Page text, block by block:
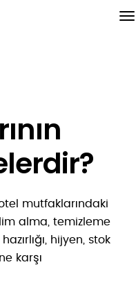
mutfaklarındaki
alma, temizleme
hijyen, stok
karşı